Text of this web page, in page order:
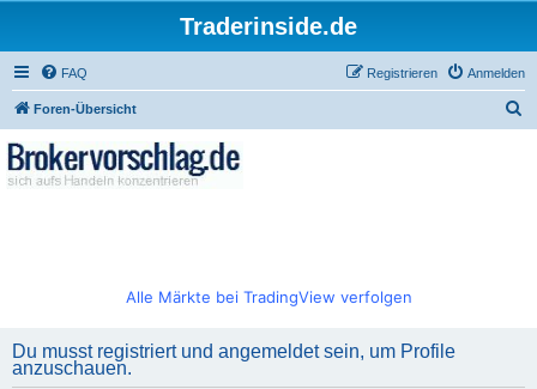
Traderinside.de
FAQ Anmelden
Registrieren
Foren-Übersicht
Alle Märkte bei TradingView verfolgen
Du musst registriert und angemeldet sein, um Profile
anzuschauen.